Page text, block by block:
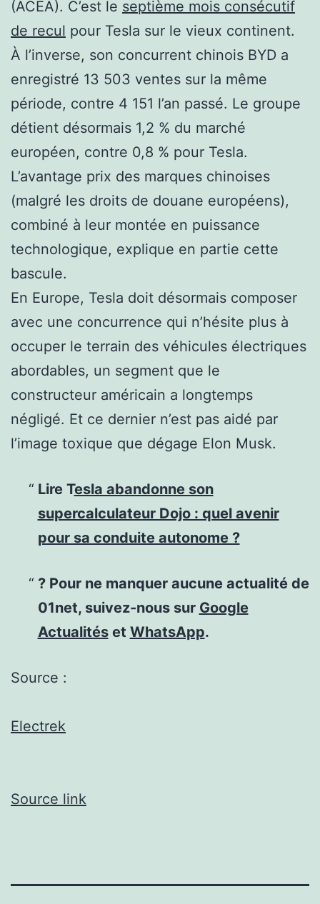
(ACEA). C’est le septième mois consécutif
de recul pour Tesla sur le vieux continent.
À l’inverse, son concurrent chinois BYD a
enregistré 13 503 ventes sur la même
période, contre 4 151 l’an passé. Le groupe
détient désormais 1,2 % du marché
européen, contre 0,8 % pour Tesla.
L’avantage prix des marques chinoises
(malgré les droits de douane européens),
combiné à leur montée en puissance
technologique, explique en partie cette
bascule.
En Europe, Tesla doit désormais composer
avec une concurrence qui n’hésite plus à
occuper le terrain des véhicules électriques
abordables, un segment que le
constructeur américain a longtemps
négligé. Et ce dernier n’est pas aidé par
l’image toxique que dégage Elon Musk.
Lire Tesla abandonne son
supercalculateur Dojo : quel avenir
pour sa conduite autonome ?
? Pour ne manquer aucune actualité de
01net, suivez-nous sur Google
Actualitéset WhatsApp.
Source :
Electrek
Source link